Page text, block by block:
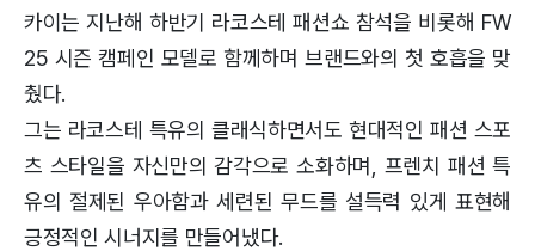
카이는 지난해 하반기 라코스테 패션쇼 참석을 비롯해 FW
25 시즌 캠페인 모델로 함께하며 브랜드와의 첫 호흡을 맞
췄다.
그는 라코스테 특유의 클래식하면서도 현대적인 패션 스포
츠 스타일을 자신만의 감각으로 소화하며, 프렌치 패션 특
유의 절제된 우아함과 세련된 무드를 설득력 있게 표현해
긍정적인 시너지를 만들어냈다.